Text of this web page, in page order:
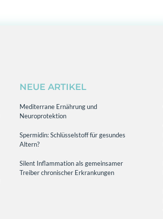
NEUE ARTIKEL
Mediterrane Ernährung und
Neuroprotektion
Spermidin: Schlüsselstoff für gesundes
Altern?
Silent Inflammation als gemeinsamer
Treiber chronischer Erkrankungen